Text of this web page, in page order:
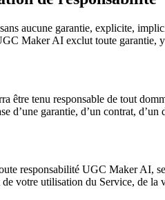
aucune garantie, explicite,
Maker AI exclut toute
tenu responsable de tout
d’une garantie, d’un contrat,
responsabilité UGC Maker AI,
votre utilisation du Service, de